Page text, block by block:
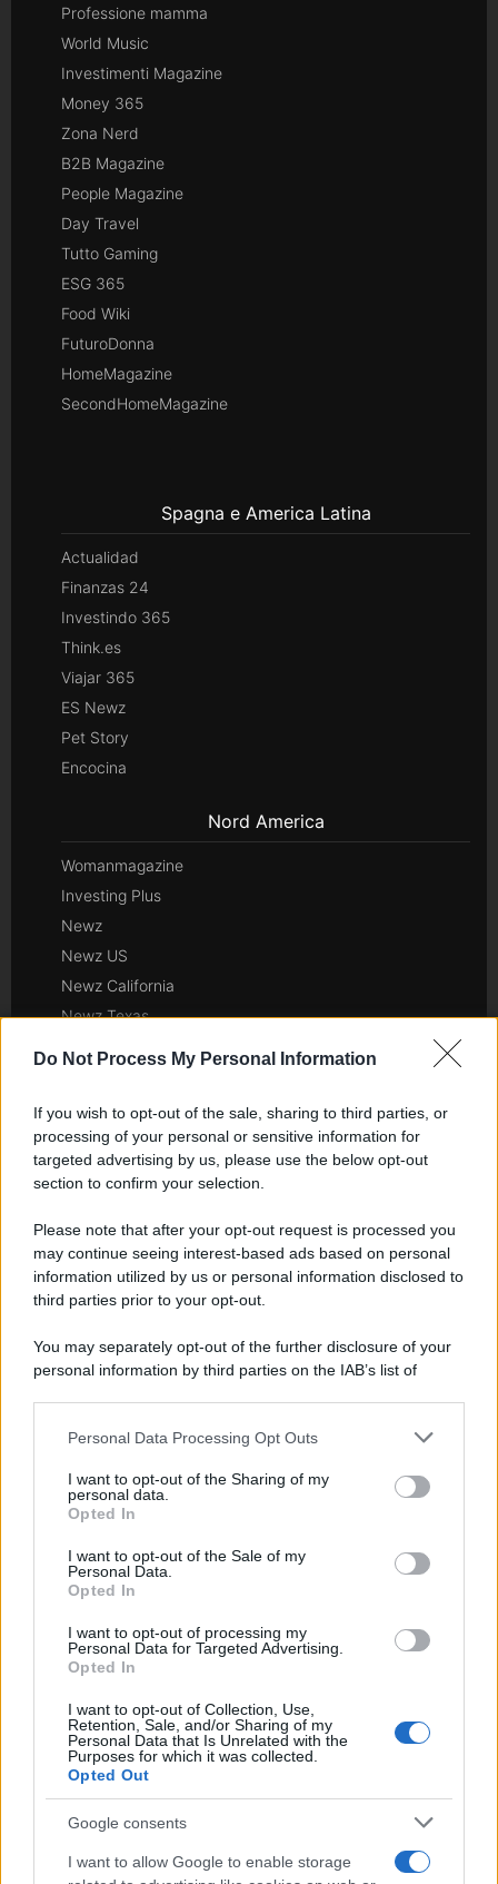
Do Not Process My Personal Information
If you wish to opt-out of the sale, sharing to third parties, or
processing of your personal or sensitive information for
targeted advertising by us, please use the below opt-out
section to confirm your selection.
Please note that after your opt-out request is processed you
may continue seeing interest-based ads based on personal
information utilized by us or personal information disclosed to
third parties prior to your opt-out.
You may separately opt-out of the further disclosure of your
personal information by third parties on the IAB’s list of
This information may also be disclosed by us to third parties
disclose it to other third parties.
Please note that this website/app uses one or more Google
services and may gather and store information including but
not limited to your visit or usage behaviour. You may click to
grant or deny consent to Google and its third-party tags to
consent section.
Personal Data Processing Opt Outs
I want to opt-out of the Sharing of my
personal data.
Opted In
I want to opt-out of the Sale of my
Personal Data.
Opted In
I want to opt-out of processing my
Personal Data for Targeted Advertising.
Opted In
I want to opt-out of Collection, Use,
Retention, Sale, and/or Sharing of my
Personal Data that Is Unrelated with the
Purposes for which it was collected.
Opted Out
Google consents
I want to allow Google to enable storage
Professione mamma
World Music
Investimenti Magazine
Money 365
Zona Nerd
B2B Magazine
People Magazine
Day Travel
Tutto Gaming
ESG 365
Food Wiki
FuturoDonna
HomeMagazine
SecondHomeMagazine
Spagna e America Latina
Actualidad
Finanzas 24
Investindo 365
Think.es
Viajar 365
ES Newz
Pet Story
Encocina
Nord America
Womanmagazine
Investing Plus
Newz
Newz US
Newz California
Newz Texas
Newz Pennsylvania
Newz Illinois
Newz Ohio
Hig Tech Mag
Scoop Mag
Lgbtqia News
Day Travel 365
Home Magazine 365
Cineverse Magazine
SecondHomeMagazine
Francia
InvestirMag
Germania
UK
News Hub UK
Lgbtq News
Olanda